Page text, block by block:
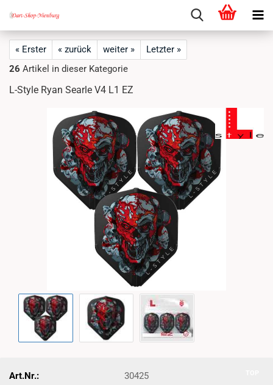
« Erster « zurück weiter »
Letzter »
26 Artikel in dieser Kategorie
L-Style Ryan Searle V4 L1 EZ
Art.Nr.:
30425